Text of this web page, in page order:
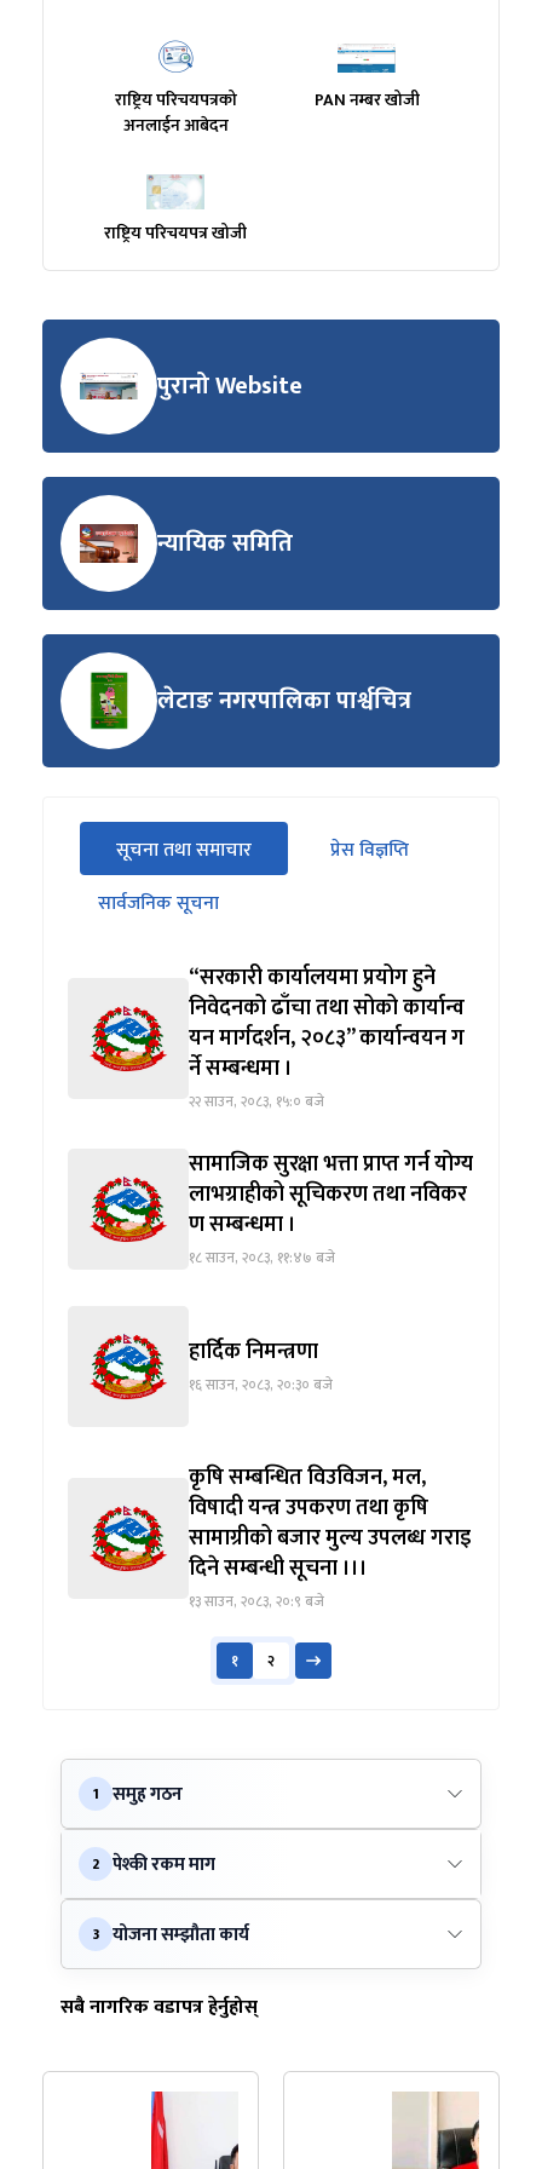
राष्ट्रिय परिचयपत्रको
अनलाईन आबेदन
PAN नम्बर खोजी
राष्ट्रिय परिचयपत्र खोजी
पुरानो Website
न्यायिक समिति
लेटाङ नगरपालिका पार्श्वचित्र
सीधा
पहिलो
ट्याबको
सूचना तथा समाचार
(सक्रिय ट्याब)
प्रेस विज्ञप्ति
सार्वजनिक सूचना
“सरकारी कार्यालयमा प्रयोग हुने
निवेदनको ढाँचा तथा सोको कार्यान्व
यन मार्गदर्शन, २०८३” कार्यान्वयन ग
र्ने सम्बन्धमा ।
२२ साउन, २०८३, १५:० बजे
सामाजिक सुरक्षा भत्ता प्राप्त गर्न योग्य
लाभग्राहीको सूचिकरण तथा नविकर
ण सम्बन्धमा ।
१८ साउन, २०८३, ११:४७ बजे
हार्दिक निमन्त्रणा
१६ साउन, २०८३, २०:३० बजे
कृषि सम्बन्धित विउविजन, मल,
विषादी यन्त्र उपकरण तथा कृषि
सामाग्रीको बजार मुल्य उपलब्ध गराइ
दिने सम्बन्धी सूचना ।।।
१३ साउन, २०८३, २०:९ बजे
१ २
1 समुह गठन
2 पेश्की रकम माग
3 योजना सम्झौता कार्य
सबै नागरिक वडापत्र हेर्नुहोस्